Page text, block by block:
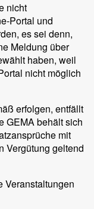
nicht
Portal und
es sei denn,
Meldung über
haben, weil
nicht möglich
erfolgen, entfällt
GEMA behält sich
mit
Vergütung geltend
Veranstaltungen